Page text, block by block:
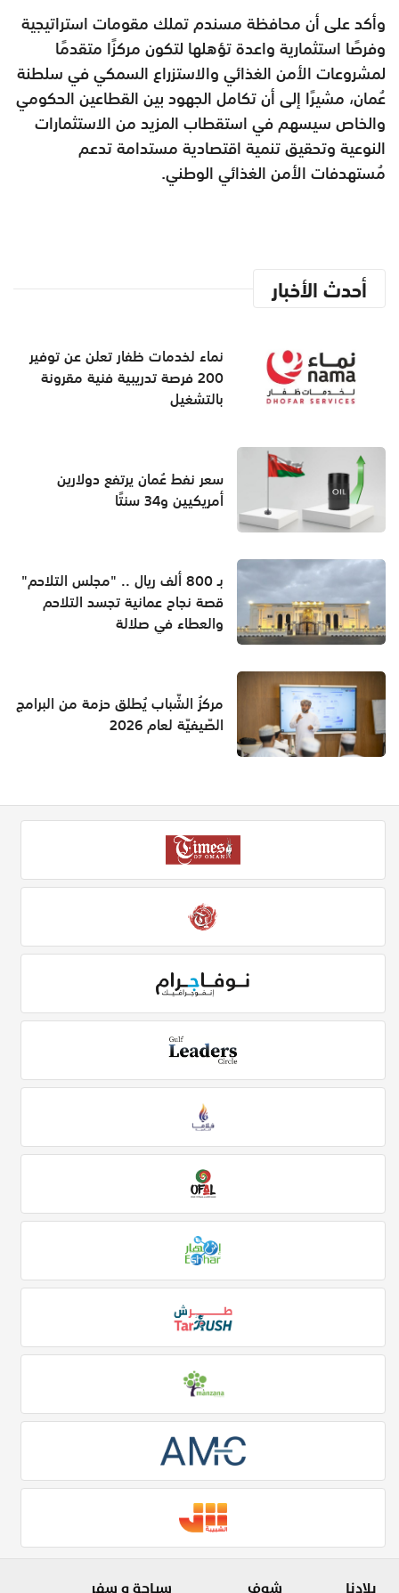
وأكد على أن محافظة مسندم تملك مقومات استراتيجية
وفرصًا استثمارية واعدة تؤهلها لتكون مركزًا متقدمًا
لمشروعات الأمن الغذائي والاستزراع السمكي في سلطنة
عُمان، مشيرًا إلى أن تكامل الجهود بين القطاعين الحكومي
والخاص سيسهم في استقطاب المزيد من الاستثمارات
النوعية وتحقيق تنمية اقتصادية مستدامة تدعم
مُستهدفات الأمن الغذائي الوطني.
أحدث الأخبار
نماء لخدمات ظفار تعلن عن توفير
200 فرصة تدريبية فنية مقرونة
بالتشغيل
سعر نفط عُمان يرتفع دولارين
أمريكيين و34 سنتًا
بـ 800 ألف ريال .. "مجلس التلاحم"
قصة نجاح عمانية تجسد التلاحم
والعطاء في صلالة
مركزُ الشّباب يُطلق حزمة من البرامج
الصّيفيّة لعام 2026